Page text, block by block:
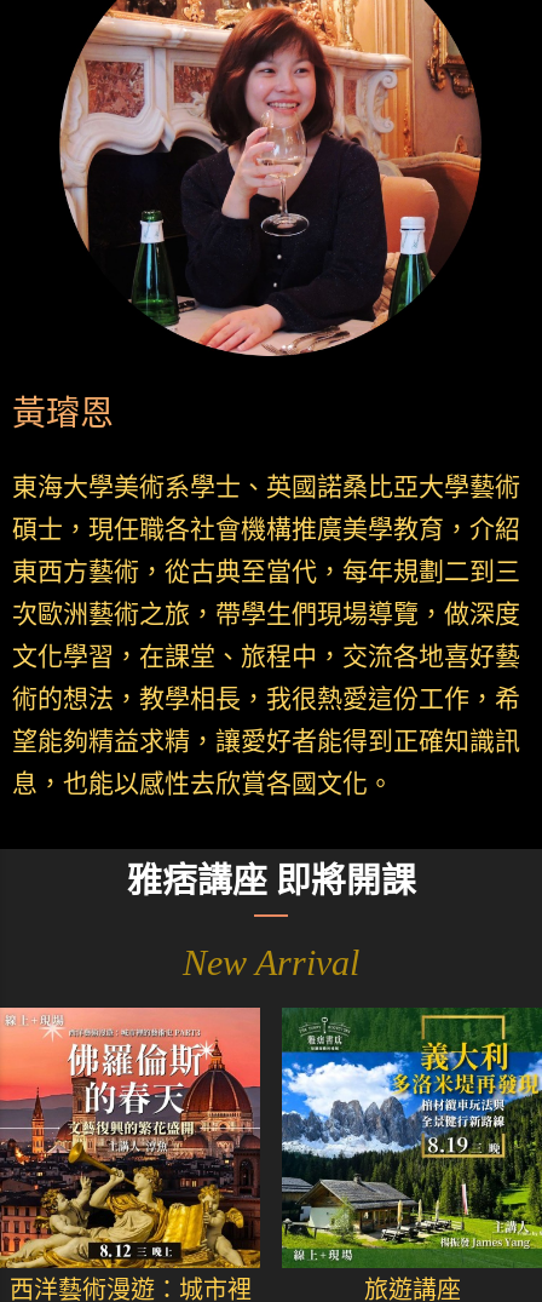
黃璿恩
東海大學美術系學士、英國諾桑比亞大學藝術
碩士，現任職各社會機構推廣美學教育，介紹
東西方藝術，從古典至當代，每年規劃二到三
次歐洲藝術之旅，帶學生們現場導覽，做深度
文化學習，在課堂、旅程中，交流各地喜好藝
術的想法，教學相長，我很熱愛這份工作，希
望能夠精益求精，讓愛好者能得到正確知識訊
息，也能以感性去欣賞各國文化。
雅痞講座 即將開課
New Arrival
西洋藝術漫遊：城市裡
旅遊講座